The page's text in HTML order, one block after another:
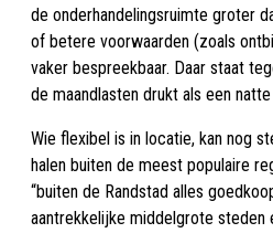
de onderhandelingsruimte groter
of betere voorwaarden (zoals
vaker bespreekbaar. Daar staat
de maandlasten drukt als een
Wie flexibel is in locatie, kan nog
halen buiten de meest populaire
“buiten de Randstad alles
aantrekkelijke middelgrote steden